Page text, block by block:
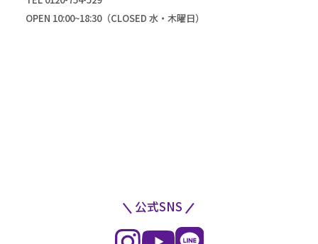
OPEN 10:00~18:30（CLOSED 水・木曜日）
公式SNS